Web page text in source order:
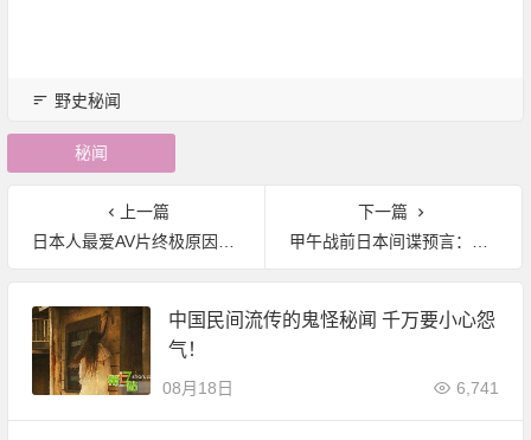
野史秘闻
秘闻
上一篇
日本人最爱AV片终极原因揭晓 论据相当严肃(图)|野史秘闻
下一篇
甲午战前日本间谍预言：主宰中国的必为湖南人|野史秘闻
中国民间流传的鬼怪秘闻 千万要小心怨
气！
08月18日 6,741